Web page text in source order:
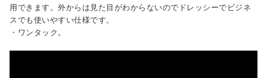
用できます。外からは見た目がわからないのでドレッシーでビジネ
スでも使いやすい仕様です。
・ワンタック。